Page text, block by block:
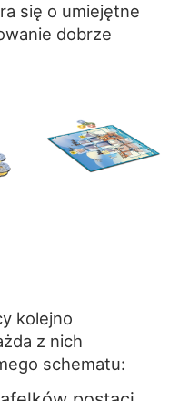
się o umiejętne
dobrze
kolejno
z nich
schematu: